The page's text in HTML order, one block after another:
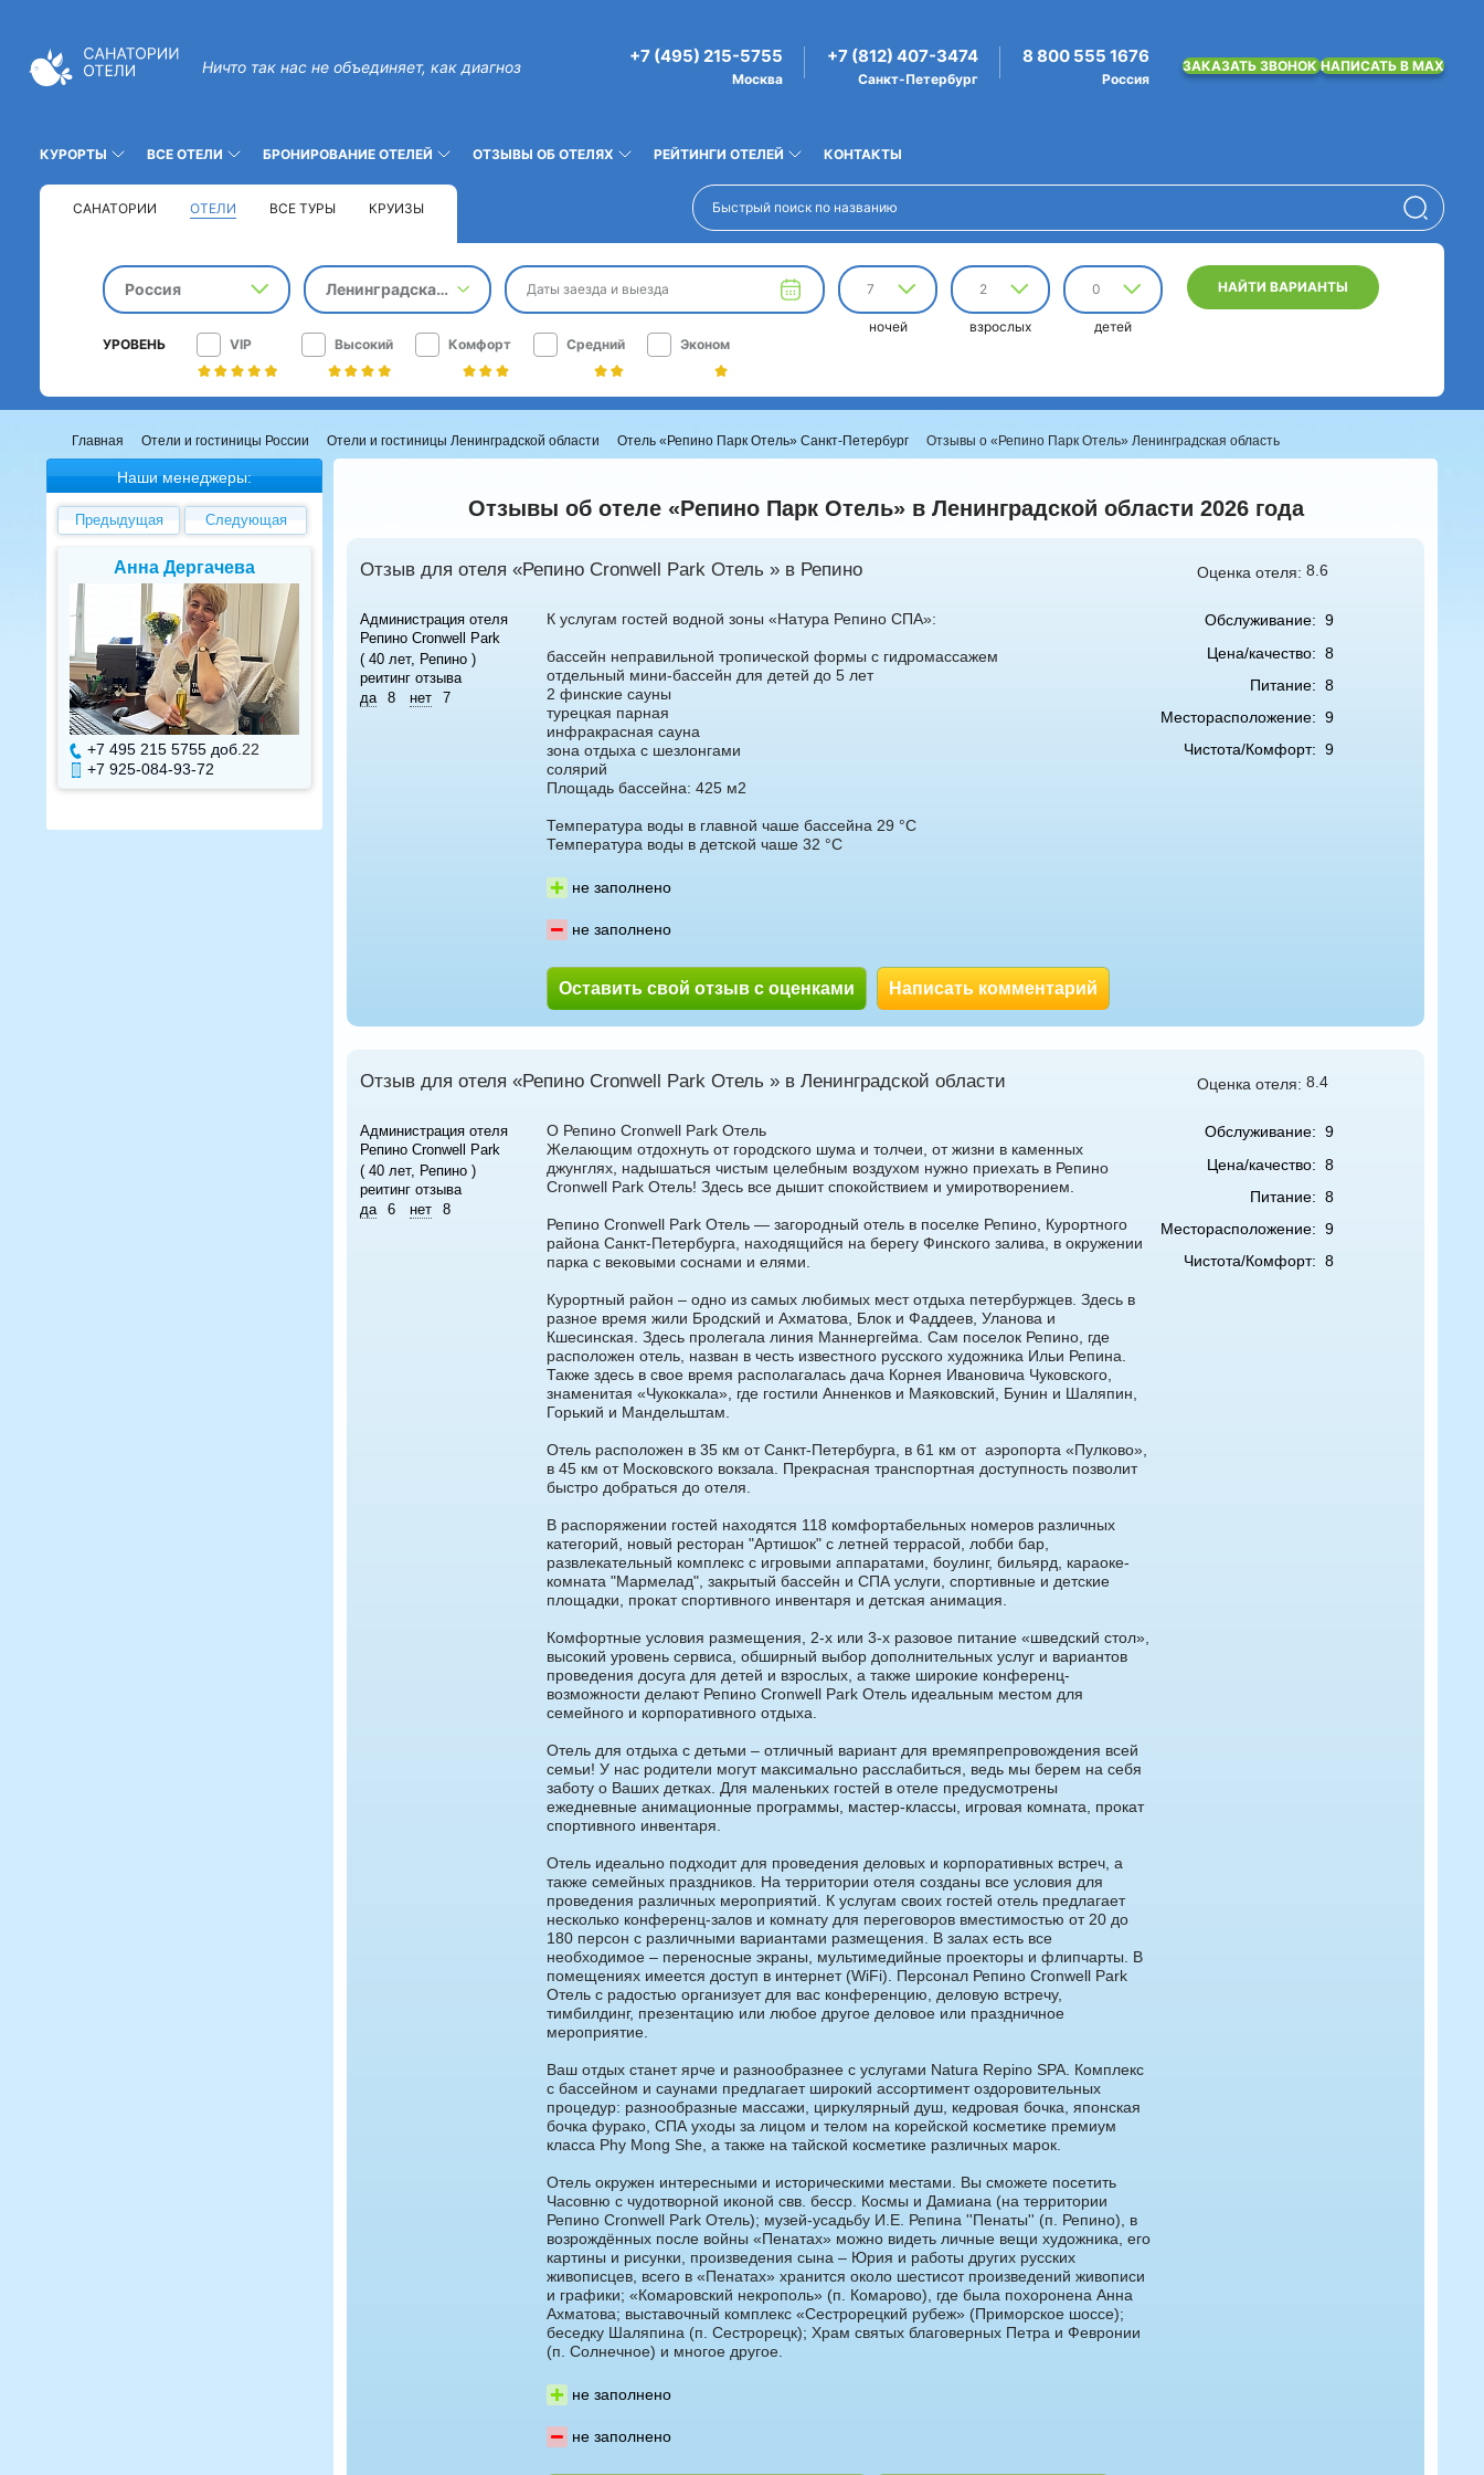
Ничто так нас не объединяет, как диагноз
+7 (495) 215-5755
Москва
+7 (812) 407-3474
Санкт-Петербург
8 800 555 1676
Россия
ЗАКАЗАТЬ ЗВОНОКНАПИСАТЬ В MAX
КУРОРТЫ ВСЕ ОТЕЛИ БРОНИРОВАНИЕ ОТЕЛЕЙ ОТЗЫВЫ ОБ ОТЕЛЯХ РЕЙТИНГИ ОТЕЛЕЙ КОНТАКТЫ
САНАТОРИИ ОТЕЛИ ВСЕ ТУРЫ КРУИЗЫ
Россия Ленинградская область Даты заезда и выезда 7
ночей
2
взрослых
0
детей
НАЙТИ ВАРИАНТЫ
УРОВЕНЬ VIP Высокий Комфорт Средний Эконом
Главная Отели и гостиницы России Отели и гостиницы Ленинградской области Отель «Репино Парк Отель» Санкт-Петербург Отзывы о «Репино Парк Отель» Ленинградская область
Наши менеджеры:
Предыдущая Следующая
Анна Дергачева
+7 495 215 5755 доб. 22
+7 925-084-93-72
Елена Валуева Светлана Гарбузова
+7 495 215 5755 доб.
Отзывы об отеле «Репино Парк Отель» в Ленинградской области 2026 года
Отзыв для отеля «Репино Cronwell Park Отель » в Репино Оценка отеля: 8.6
Администрация отеля
Репино Cronwell Park
( 40 лет, Репино )
реитинг отзыва
да
8 нет 7
К услугам гостей водной зоны «Натура Репино СПА»:
бассейн неправильной тропической формы с гидромассажем
отдельный мини-бассейн для детей до 5 лет
2 финские сауны
турецкая парная
инфракрасная сауна
зона отдыха с шезлонгами
солярий
Площадь бассейна: 425 м2
Температура воды в главной чаше бассейна 29 °C
Температура воды в детской чаше 32 °C
не заполнено
не заполнено
Оставить свой отзыв с оценками Написать комментарий
Обслуживание: 9
Цена/качество: 8
Питание: 8
Месторасположение: 9
Чистота/Комфорт: 9
Отзыв для отеля «Репино Cronwell Park Отель » в Ленинградской области Оценка отеля: 8.4
Администрация отеля
Репино Cronwell Park
( 40 лет, Репино )
реитинг отзыва
да
6 нет 8
О Репино Cronwell Park Отель
Желающим отдохнуть от городского шума и толчеи, от жизни в каменных
джунглях, надышаться чистым целебным воздухом нужно приехать в Репино
Cronwell Park Отель! Здесь все дышит спокойствием и умиротворением.
Репино Cronwell Park Отель — загородный отель в поселке Репино, Курортного
района Санкт-Петербурга, находящийся на берегу Финского залива, в окружении
парка с вековыми соснами и елями.
Курортный район – одно из самых любимых мест отдыха петербуржцев. Здесь в
разное время жили Бродский и Ахматова, Блок и Фаддеев, Уланова и
Кшесинская. Здесь пролегала линия Маннергейма. Сам поселок Репино, где
расположен отель, назван в честь известного русского художника Ильи Репина.
Также здесь в свое время располагалась дача Корнея Ивановича Чуковского,
знаменитая «Чукоккала», где гостили Анненков и Маяковский, Бунин и Шаляпин,
Горький и Мандельштам.
Отель расположен в 35 км от Санкт-Петербурга, в 61 км от аэропорта «Пулково»,
в 45 км от Московского вокзала. Прекрасная транспортная доступность позволит
быстро добраться до отеля.
В распоряжении гостей находятся 118 комфортабельных номеров различных
категорий, новый ресторан "Артишок" с летней террасой, лобби бар,
развлекательный комплекс с игровыми аппаратами, боулинг, бильярд, караоке-
комната "Мармелад", закрытый бассейн и СПА услуги, спортивные и детские
площадки, прокат спортивного инвентаря и детская анимация.
Комфортные условия размещения, 2-х или 3-х разовое питание «шведский стол»,
высокий уровень сервиса, обширный выбор дополнительных услуг и вариантов
проведения досуга для детей и взрослых, а также широкие конференц-
возможности делают Репино Cronwell Park Отель идеальным местом для
семейного и корпоративного отдыха.
Отель для отдыха с детьми – отличный вариант для времяпрепровождения всей
семьи! У нас родители могут максимально расслабиться, ведь мы берем на себя
заботу о Ваших детках. Для маленьких гостей в отеле предусмотрены
ежедневные анимационные программы, мастер-классы, игровая комната, прокат
спортивного инвентаря.
Отель идеально подходит для проведения деловых и корпоративных встреч, а
также семейных праздников. На территории отеля созданы все условия для
проведения различных мероприятий. К услугам своих гостей отель предлагает
несколько конференц-залов и комнату для переговоров вместимостью от 20 до
180 персон с различными вариантами размещения. В залах есть все
необходимое – переносные экраны, мультимедийные проекторы и флипчарты. В
помещениях имеется доступ в интернет (WiFi). Персонал Репино Cronwell Park
Отель с радостью организует для вас конференцию, деловую встречу,
тимбилдинг, презентацию или любое другое деловое или праздничное
мероприятие.
Ваш отдых станет ярче и разнообразнее с услугами Natura Repino SPA. Комплекс
с бассейном и саунами предлагает широкий ассортимент оздоровительных
процедур: разнообразные массажи, циркулярный душ, кедровая бочка, японская
бочка фурако, СПА уходы за лицом и телом на корейской косметике премиум
класса Phy Mong She, а также на тайской косметике различных марок.
Отель окружен интересными и историческими местами. Вы сможете посетить
Часовню с чудотворной иконой свв. бесср. Космы и Дамиана (на территории
Репино Cronwell Park Отель); музей-усадьбу И.Е. Репина ''Пенаты'' (п. Репино), в
возрождённых после войны «Пенатах» можно видеть личные вещи художника, его
картины и рисунки, произведения сына – Юрия и работы других русских
живописцев, всего в «Пенатах» хранится около шестисот произведений живописи
и графики; «Комаровский некрополь» (п. Комарово), где была похоронена Анна
Ахматова; выставочный комплекс «Сестрорецкий рубеж» (Приморское шоссе);
беседку Шаляпина (п. Сестрорецк); Храм святых благоверных Петра и Февронии
(п. Солнечное) и многое другое.
не заполнено
не заполнено
Обслуживание: 9
Цена/качество: 8
Питание: 8
Месторасположение: 9
Чистота/Комфорт: 8